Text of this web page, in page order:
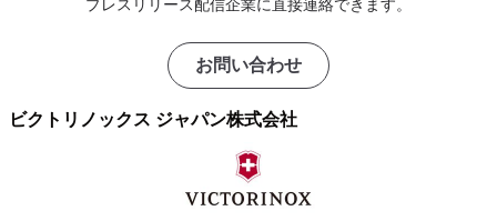
プレスリリース配信企業に直接連絡できます。
お問い合わせ
ビクトリノックス ジャパン株式会社